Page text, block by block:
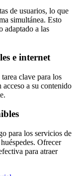
de usuarios, lo que
simultánea. Esto
adaptado a las
e internet
clave para los
acceso a su contenido
para los servicios de
Ofrecer
para atraer